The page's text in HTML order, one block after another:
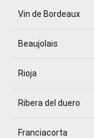
Vin de Bordeaux
Beaujolais
Rioja
Ribera del duero
Franciacorta